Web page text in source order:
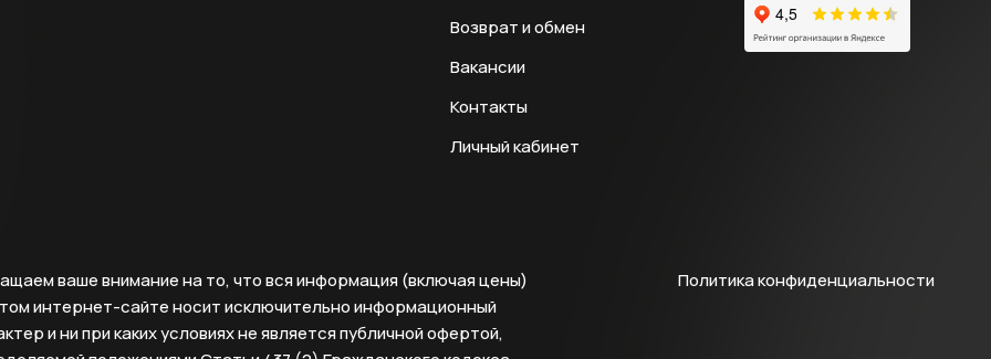
Возврат и обмен
Вакансии
Контакты
Личный кабинет
Политика конфиденциальности
ваше внимание на то, что вся информация (включая цены)
интернет-сайте носит исключительно информационный
и ни при каких условиях не является публичной офертой,